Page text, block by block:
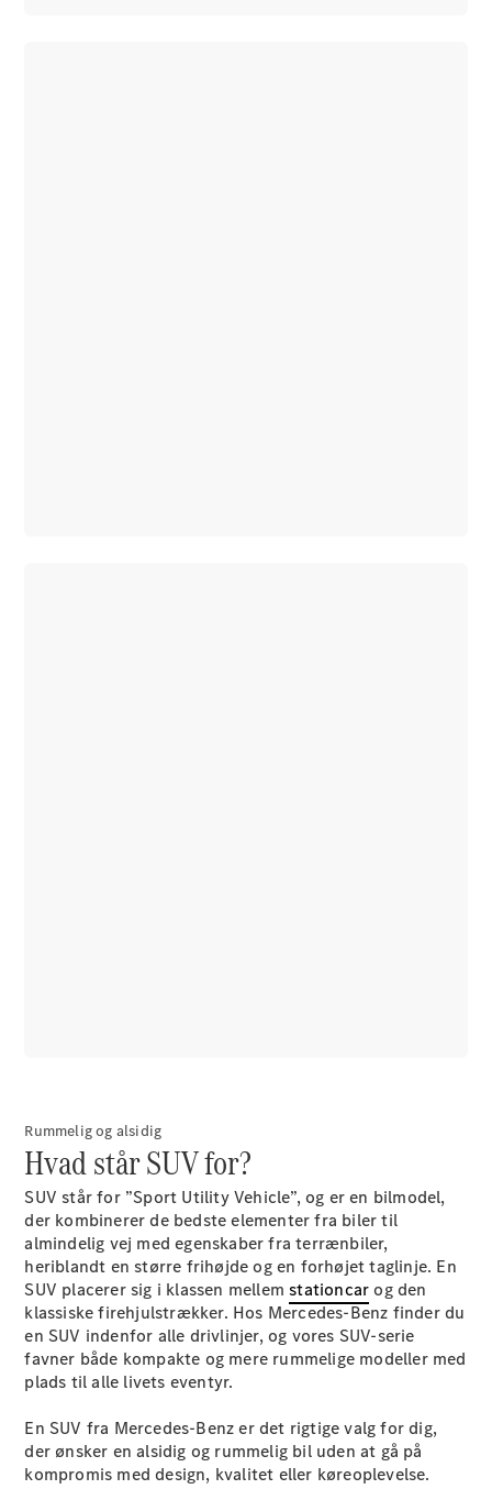
Rummelig og alsidig
Hvad står SUV for?
SUV står for ”Sport Utility Vehicle”, og er en bilmodel,
der kombinerer de bedste elementer fra biler til
almindelig vej med egenskaber fra terrænbiler,
heriblandt en større frihøjde og en forhøjet taglinje. En
SUV placerer sig i klassen mellemstationcarog den
klassiske firehjulstrækker. Hos Mercedes-Benz finder du
en SUV indenfor alle drivlinjer, og vores SUV-serie
favner både kompakte og mere rummelige modeller med
plads til alle livets eventyr.
En SUV fra Mercedes-Benz er det rigtige valg for dig,
der ønsker en alsidig og rummelig bil uden at gå på
kompromis med design, kvalitet eller køreoplevelse.